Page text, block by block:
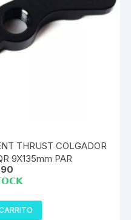
THRUST COLGADOR
DESCARRILADOR QR 9X135mm PAR